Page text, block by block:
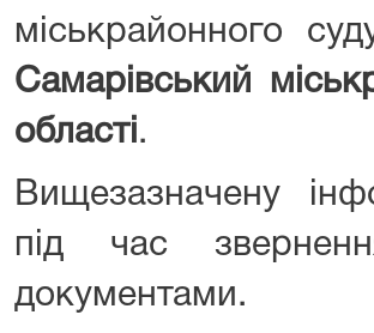
міськрайонного
Самарівський
області .
Вищезазначену
під час
документами.